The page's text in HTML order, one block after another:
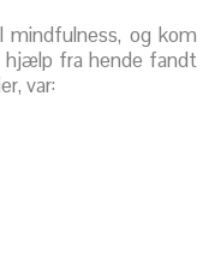
og kom
hjælp fra hende fandt
var: